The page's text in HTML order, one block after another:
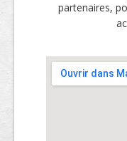
partenaires,